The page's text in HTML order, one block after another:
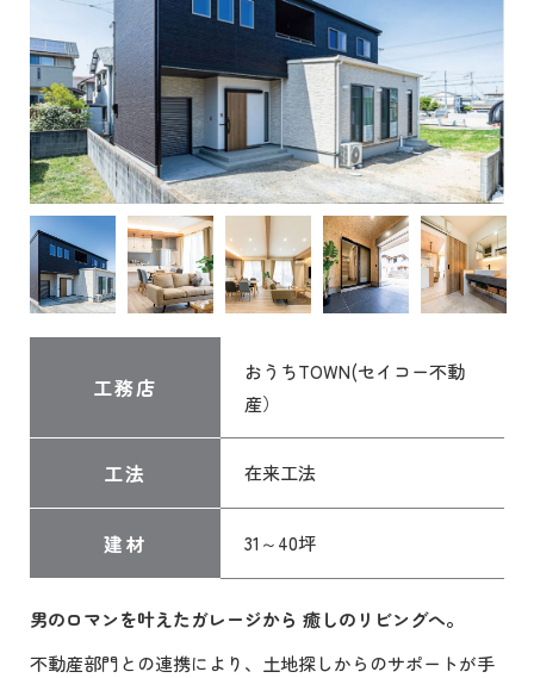
工務店
おうちTOWN(セイコー不動
産）
工法 在来工法
建材 31～40坪
男のロマンを叶えたガレージから 癒しのリビングへ。
不動産部門との連携により、土地探しからのサポートが手